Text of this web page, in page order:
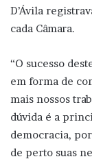
D’Ávila
cada Câmara.
“O sucesso
em forma de
mais nossos
dúvida é a
democracia,
de perto suas